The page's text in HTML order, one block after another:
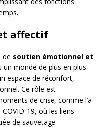
affectif
de soutien émotionnel et
un monde de plus en plus
espace de réconfort,
Ce rôle est
de crise, comme l’a
19, où les liens
de sauvetage